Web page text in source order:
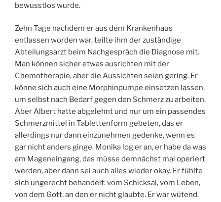
bewusstlos wurde.
Zehn Tage nachdem er aus dem Krankenhaus
entlassen worden war, teilte ihm der zuständige
Abteilungsarzt beim Nachgespräch die Diagnose mit.
Man können sicher etwas ausrichten mit der
Chemotherapie, aber die Aussichten seien gering. Er
könne sich auch eine Morphinpumpe einsetzen lassen,
um selbst nach Bedarf gegen den Schmerz zu arbeiten.
Aber Albert hatte abgelehnt und nur um ein passendes
Schmerzmittel in Tablettenform gebeten, das er
allerdings nur dann einzunehmen gedenke, wenn es
gar nicht anders ginge. Monika log er an, er habe da was
am Mageneingang, das müsse demnächst mal operiert
werden, aber dann sei auch alles wieder okay. Er fühlte
sich ungerecht behandelt: vom Schicksal, vom Leben,
von dem Gott, an den er nicht glaubte. Er war wütend.